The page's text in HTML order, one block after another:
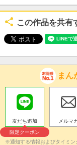
この作品を共有
まん
友だち追加
限定クーポン
メルマ
※通知する情報およびタイミ